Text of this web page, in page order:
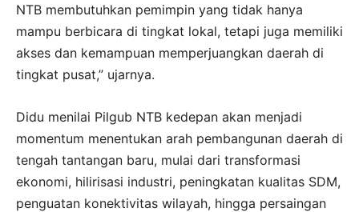
NTB membutuhkan pemimpin yang tidak hanya
mampu berbicara di tingkat lokal, tetapi juga memiliki
akses dan kemampuan memperjuangkan daerah di
tingkat pusat,” ujarnya.
Didu menilai Pilgub NTB kedepan akan menjadi
momentum menentukan arah pembangunan daerah di
tengah tantangan baru, mulai dari transformasi
ekonomi, hilirisasi industri, peningkatan kualitas SDM,
penguatan konektivitas wilayah, hingga persaingan